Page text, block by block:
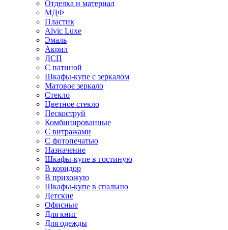
Отделка и материал
МДФ
Пластик
Alvic Luxe
Эмаль
Акрил
ДСП
С патиной
Шкафы-купе с зеркалом
Матовое зеркало
Стекло
Цветное стекло
Пескоструй
Комбинированные
С витражами
С фотопечатью
Назначение
Шкафы-купе в гостиную
В коридор
В прихожую
Шкафы-купе в спальню
Детские
Офисные
Для книг
Для одежды